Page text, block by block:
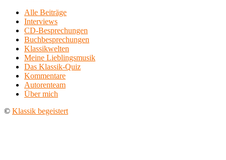
Alle Beiträge
Interviews
CD-Besprechungen
Buchbesprechungen
Klassikwelten
Meine Lieblingsmusik
Das Klassik-Quiz
Kommentare
Autorenteam
Über mich
© Klassik begeistert